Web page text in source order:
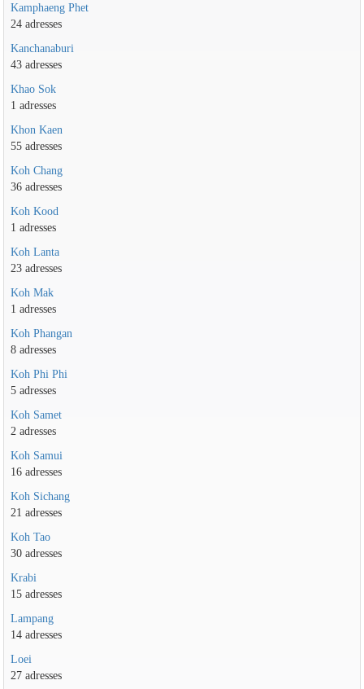
Kamphaeng Phet
24 adresses
Kanchanaburi
43 adresses
Khao Sok
1 adresses
Khon Kaen
55 adresses
Koh Chang
36 adresses
Koh Kood
1 adresses
Koh Lanta
23 adresses
Koh Mak
1 adresses
Koh Phangan
8 adresses
Koh Phi Phi
5 adresses
Koh Samet
2 adresses
Koh Samui
16 adresses
Koh Sichang
21 adresses
Koh Tao
30 adresses
Krabi
15 adresses
Lampang
14 adresses
Loei
27 adresses